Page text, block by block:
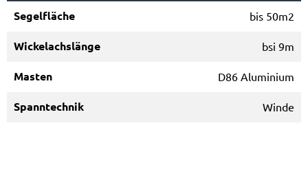
bis 50m2
bsi 9m
D86 Aluminium
Winde